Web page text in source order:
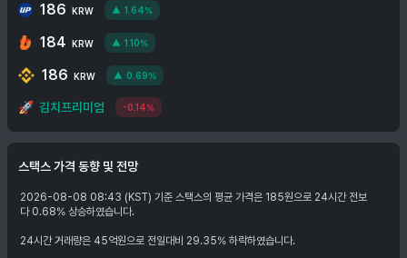
186 KRW 1.64%
184 KRW 1.10%
186 KRW 0.69%
🚀 김치프리미엄 -0.14%
스택스가격 동향 및 전망
2026-08-08 08:43 (KST) 기준 스택스의 평균 가격은 185원으로 24시간 전보
다 0.68% 상승하였습니다.
24시간 거래량은 45억원으로 전일대비 29.35% 하락하였습니다.